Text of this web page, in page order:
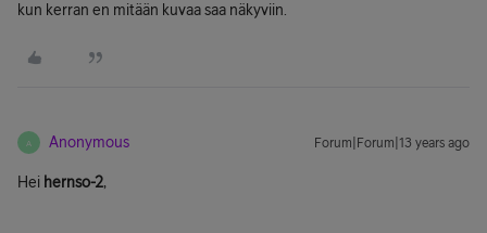
kun kerran en mitään kuvaa saa näkyviin.
A Anonymous Forum|Forum|13 years ago
Hei hernso-2,